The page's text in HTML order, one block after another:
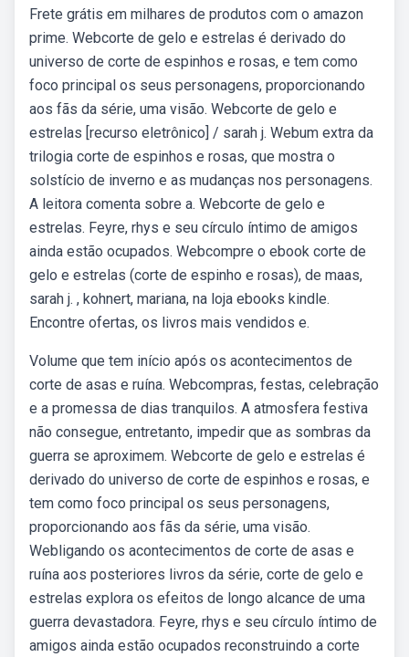
Frete grátis em milhares de produtos com o amazon
prime. Webcorte de gelo e estrelas é derivado do
universo de corte de espinhos e rosas, e tem como
foco principal os seus personagens, proporcionando
aos fãs da série, uma visão. Webcorte de gelo e
estrelas [recurso eletrônico] / sarah j. Webum extra da
trilogia corte de espinhos e rosas, que mostra o
solstício de inverno e as mudanças nos personagens.
A leitora comenta sobre a. Webcorte de gelo e
estrelas. Feyre, rhys e seu círculo íntimo de amigos
ainda estão ocupados. Webcompre o ebook corte de
gelo e estrelas (corte de espinho e rosas), de maas,
sarah j. , kohnert, mariana, na loja ebooks kindle.
Encontre ofertas, os livros mais vendidos e.
Volume que tem início após os acontecimentos de
corte de asas e ruína. Webcompras, festas, celebração
e a promessa de dias tranquilos. A atmosfera festiva
não consegue, entretanto, impedir que as sombras da
guerra se aproximem. Webcorte de gelo e estrelas é
derivado do universo de corte de espinhos e rosas, e
tem como foco principal os seus personagens,
proporcionando aos fãs da série, uma visão.
Webligando os acontecimentos de corte de asas e
ruína aos posteriores livros da série, corte de gelo e
estrelas explora os efeitos de longo alcance de uma
guerra devastadora. Feyre, rhys e seu círculo íntimo de
amigos ainda estão ocupados reconstruindo a corte